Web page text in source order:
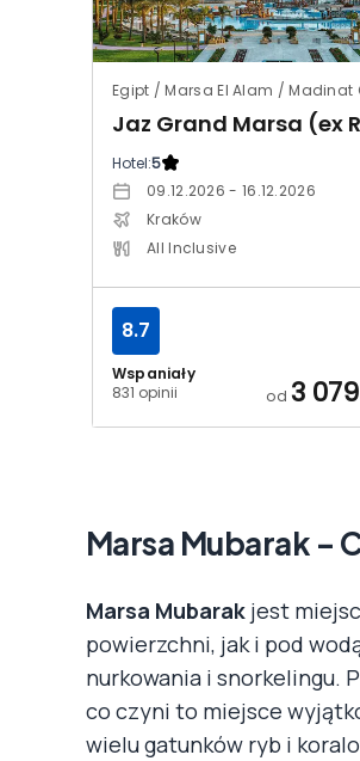
Egipt / Marsa El Alam / Madinat
Hotel:5
09.12.2026 - 16.12.2026
Kraków
All Inclusive
Wspaniały
831 opinii
8.7
od 3 079
Marsa Mubarak –
Marsa Mubarak jest
powierzchni, jak i pod
nurkowania i snorkelingu.
co czyni to miejsce
wielu gatunków ryb i